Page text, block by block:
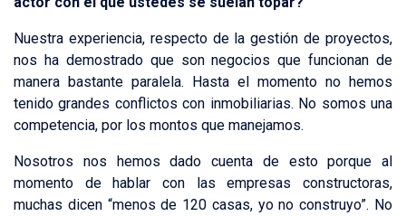
Nuestra experiencia, respecto de la gestión de proyectos,
nos ha demostrado que son negocios que funcionan de
manera bastante paralela. Hasta el momento no hemos
tenido grandes conflictos con inmobiliarias. No somos una
competencia, por los montos que manejamos.
Nosotros nos hemos dado cuenta de esto porque al
momento de hablar con las empresas constructoras,
muchas dicen “menos de 120 casas, yo no construyo”. No